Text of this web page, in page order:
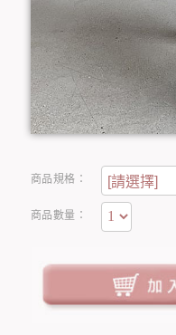
商品規格：
商品數量：